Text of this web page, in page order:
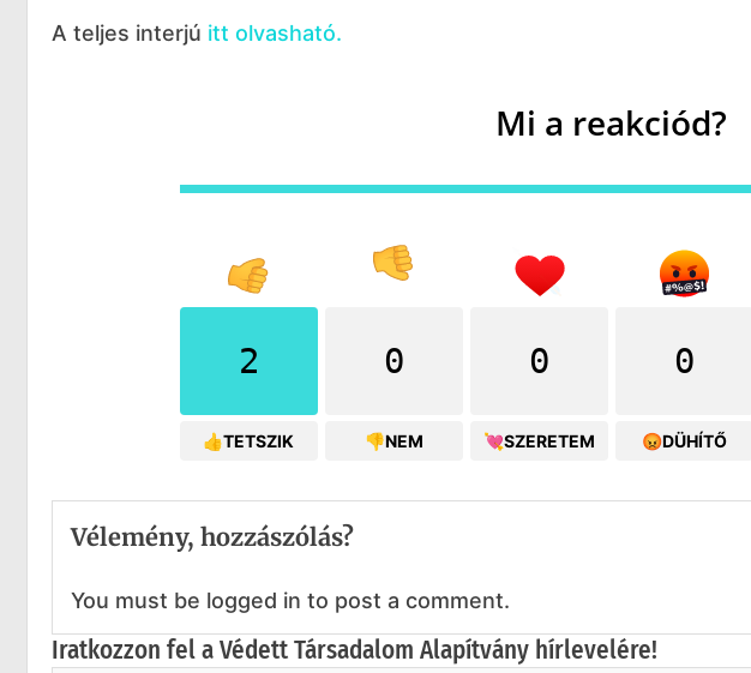
A teljes interjú itt olvasható.
Mi a reakciód?
2
👍TETSZIK
0
👎NEM
0
💘SZERETEM
0
😡DÜHÍTŐ
Vélemény, hozzászólás?
You must be logged in to post a comment.
Iratkozzon fel a Védett Társadalom Alapítvány hírlevelére!